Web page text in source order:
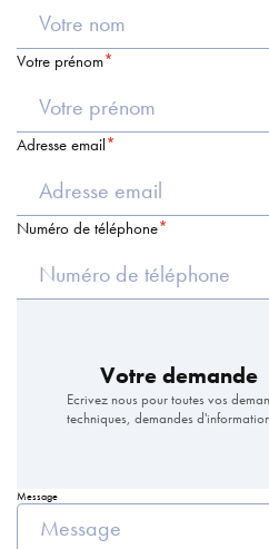
Votre prénom
Adresse email
Numéro de téléphone
Votre demande
Ecrivez nous pour toutes vos
techniques, demandes
Message